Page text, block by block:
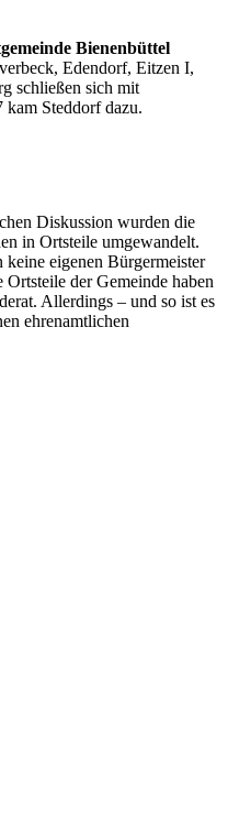
Bienenbüttel
Edendorf, Eitzen I,
schließen sich mit
kam Steddorf dazu.
Diskussion wurden die
in Ortsteile umgewandelt.
eigenen Bürgermeister
der Gemeinde haben
Allerdings – und so ist es
ehrenamtlichen